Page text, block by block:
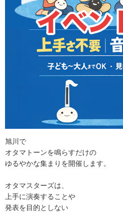
旭川で
オタマトーンを鳴らすだけの
ゆるやかな集まりを開催します。
オタマスターズは、
上手に演奏することや
発表を目的としない